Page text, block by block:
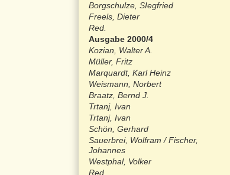
Borgschulze, SIegfried
Freels, Dieter
Red.
Ausgabe 2000/4
Kozian, Walter A.
Müller, Fritz
Marquardt, Karl Heinz
Weismann, Norbert
Braatz, Bernd J.
Trtanj, Ivan
Trtanj, Ivan
Schön, Gerhard
Sauerbrei, Wolfram / Fischer,
Johannes
Westphal, Volker
Red.